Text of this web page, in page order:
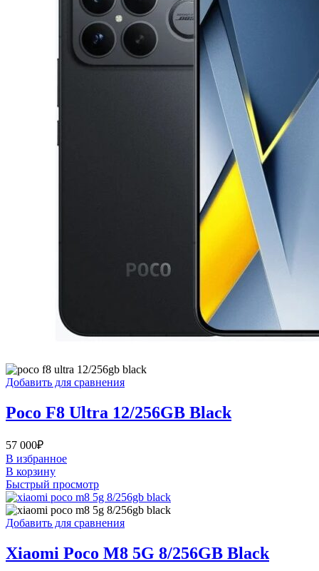
Добавить для сравнения
Poco F8 Ultra 12/256GB Black
57 000₽
В избранное
В корзину
Быстрый просмотр
Добавить для сравнения
Xiaomi Poco M8 5G 8/256GB Black